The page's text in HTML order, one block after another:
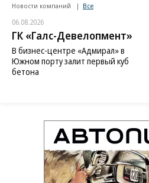
Новости компаний Все
06.08.2026
ГК «Галс-Девелопмент»
В бизнес-центре «Адмирал» в
Южном порту залит первый куб
бетона